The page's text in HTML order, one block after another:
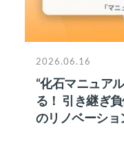
2026.06.16
“化石マニュア
る！ 引き継ぎ
のリノベーショ